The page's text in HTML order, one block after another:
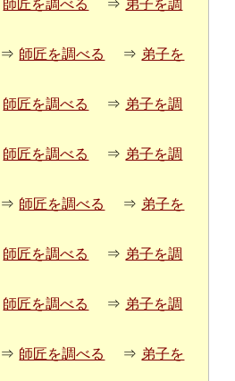
師匠を調べる ⇒ 弟子を調
⇒ 師匠を調べる ⇒ 弟子を
師匠を調べる ⇒ 弟子を調
師匠を調べる ⇒ 弟子を調
⇒ 師匠を調べる ⇒ 弟子を
師匠を調べる ⇒ 弟子を調
師匠を調べる ⇒ 弟子を調
⇒ 師匠を調べる ⇒ 弟子を